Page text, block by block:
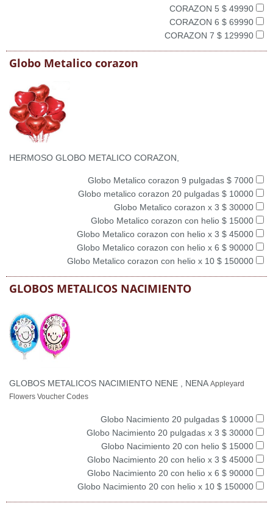
CORAZON 5 $ 49990
CORAZON 6 $ 69990
CORAZON 7 $ 129990
Globo Metalico corazon
HERMOSO GLOBO METALICO CORAZON,
Globo Metalico corazon 9 pulgadas $ 7000
Globo metalico corazon 20 pulgadas $ 10000
Globo Metalico corazon x 3 $ 30000
Globo Metalico corazon con helio $ 15000
Globo Metalico corazon con helio x 3 $ 45000
Globo Metalico corazon con helio x 6 $ 90000
Globo Metalico corazon con helio x 10 $ 150000
GLOBOS METALICOS NACIMIENTO
GLOBOS METALICOS NACIMIENTO NENE , NENA Appleyard
Flowers Voucher Codes
Globo Nacimiento 20 pulgadas $ 10000
Globo Nacimiento 20 pulgadas x 3 $ 30000
Globo Nacimiento 20 con helio $ 15000
Globo Nacimiento 20 con helio x 3 $ 45000
Globo Nacimiento 20 con helio x 6 $ 90000
Globo Nacimiento 20 con helio x 10 $ 150000